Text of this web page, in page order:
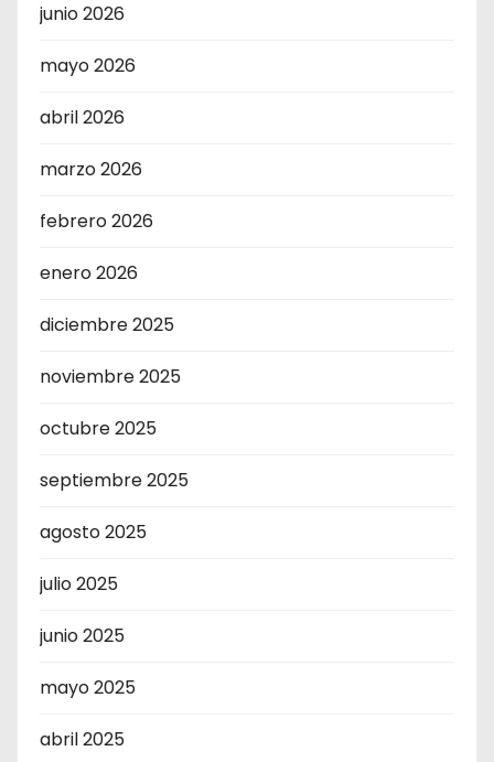
junio 2026
mayo 2026
abril 2026
marzo 2026
febrero 2026
enero 2026
diciembre 2025
noviembre 2025
octubre 2025
septiembre 2025
agosto 2025
julio 2025
junio 2025
mayo 2025
abril 2025